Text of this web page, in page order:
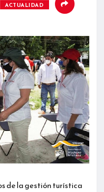
ACTUALIDAD
de la gestión turística